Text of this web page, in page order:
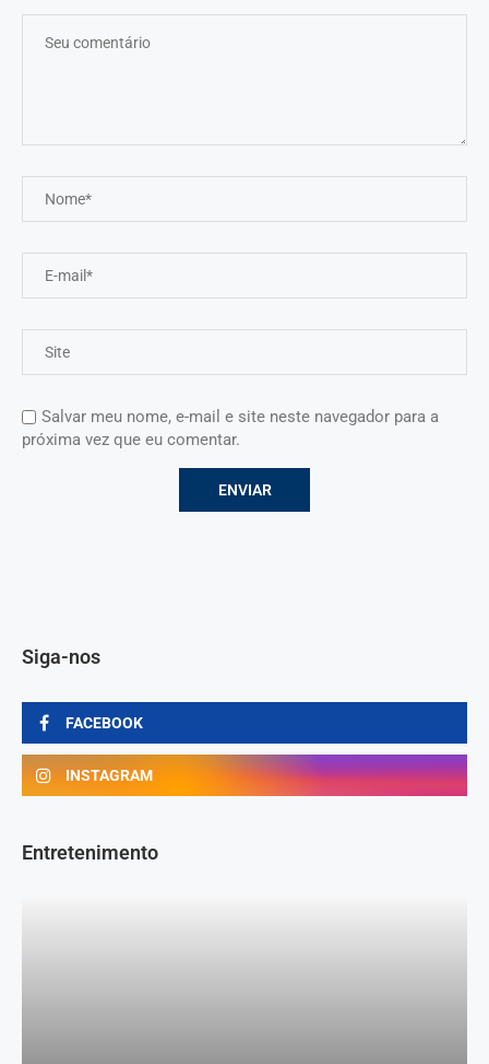
Salvar meu nome, e-mail e site neste navegador para a
próxima vez que eu comentar.
Siga-nos
FACEBOOK
INSTAGRAM
Entretenimento